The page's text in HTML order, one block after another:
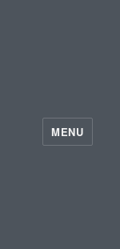
MENU